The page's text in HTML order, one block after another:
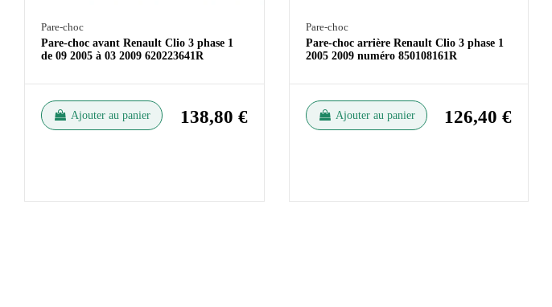
Pare-choc
Pare-choc avant Renault Clio 3 phase 1
de 09 2005 à 03 2009 620223641R
Ajouter au panier 138,80 €
Pare-choc
Pare-choc arrière Renault Clio 3 phase 1
2005 2009 numéro 850108161R
Ajouter au panier 126,40 €